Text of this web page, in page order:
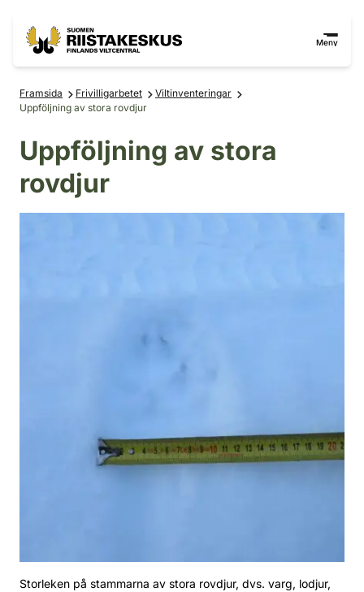
Meny
Framsida Frivilligarbetet
Viltinventeringar
Uppföljning av stora rovdjur
Uppföljning av stora
rovdjur
Storleken på stammarna av stora rovdjur, dvs. varg, lodjur,